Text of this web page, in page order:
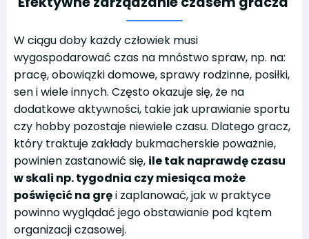
W ciągu doby każdy człowiek musi
wygospodarować czas na mnóstwo spraw, np. na:
pracę, obowiązki domowe, sprawy rodzinne, posiłki,
sen i wiele innych. Często okazuje się, że na
dodatkowe aktywności, takie jak uprawianie sportu
czy hobby pozostaje niewiele czasu. Dlatego gracz,
który traktuje zakłady bukmacherskie poważnie,
powinien zastanowić się, ile tak naprawdę czasu
w skali np. tygodnia czy miesiąca może
poświęcić na gręi zaplanować, jak w praktyce
powinno wyglądać jego obstawianie pod kątem
organizacji czasowej.